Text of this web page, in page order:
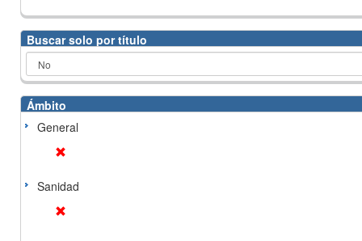
Buscar solo por título
Ámbito
General
Sanidad